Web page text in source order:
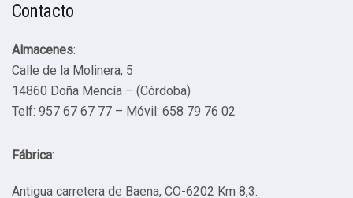
Contacto
Almacenes:
Calle de la Molinera, 5
14860 Doña Mencía – (Córdoba)
Telf: 957 67 67 77 – Móvil: 658 79 76 02
Fábrica:
Antigua carretera de Baena, CO-6202 Km 8,3.